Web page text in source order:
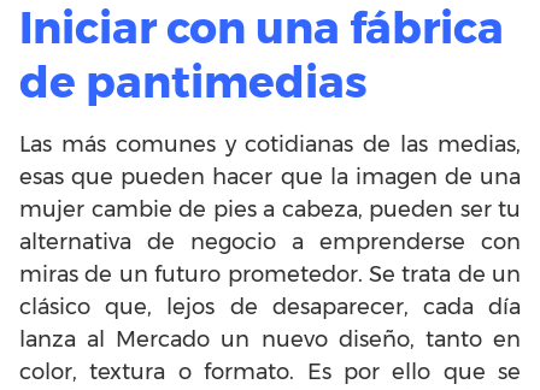
Iniciar con una fábrica
de pantimedias
Las más comunes y cotidianas de las medias,
esas que pueden hacer que la imagen de una
mujer cambie de pies a cabeza, pueden ser tu
alternativa de negocio a emprenderse con
miras de un futuro prometedor. Se trata de un
clásico que, lejos de desaparecer, cada día
lanza al Mercado un nuevo diseño, tanto en
color, textura o formato. Es por ello que se